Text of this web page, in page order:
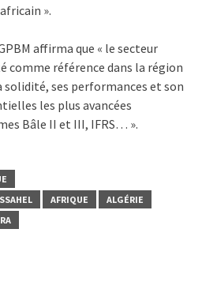
».
affirma que « le secteur
comme référence dans la région
solidité, ses performances et son
les plus avancées
Bâle II et III, IFRS… ».
AFRIQUE
ALGÉRIE